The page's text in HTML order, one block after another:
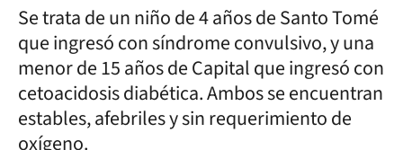
Se trata de un niño de 4 años de Santo Tomé
que ingresó con síndrome convulsivo, y una
menor de 15 años de Capital que ingresó con
cetoacidosis diabética. Ambos se encuentran
estables, afebriles y sin requerimiento de
oxígeno.